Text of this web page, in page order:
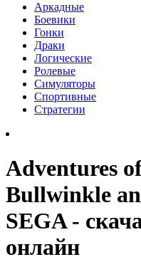
Аркадные
Боевики
Гонки
Драки
Логические
Ролевые
Симуляторы
Спортивные
Стратегии
Adventures
Bullwinkle
SEGA -
онлайн